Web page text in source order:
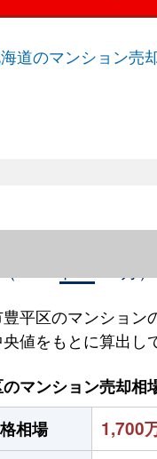
道のマンション売
平区のマンション
値をもとに算出し
マンション売却相
相場
1,700